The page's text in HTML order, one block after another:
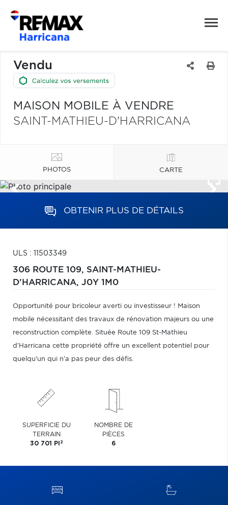
Vendu
MAISON MOBILE À VENDRE
SAINT-MATHIEU-D'HARRICANA
PHOTOS CARTE
OBTENIR PLUS DE DÉTAILS
ULS : 11503349
306 ROUTE 109, SAINT-MATHIEU-
D'HARRICANA, J0Y 1M0
Opportunité pour bricoleur averti ou investisseur ! Maison
mobile nécessitant des travaux de rénovation majeurs ou une
reconstruction complète. Située Route 109 St-Mathieu
d'Harricana cette propriété offre un excellent potentiel pour
quelqu'un qui n'a pas peur des défis.
SUPERFICIE DU
TERRAIN
30 701 PI 2
NOMBRE DE
PIÈCES
6